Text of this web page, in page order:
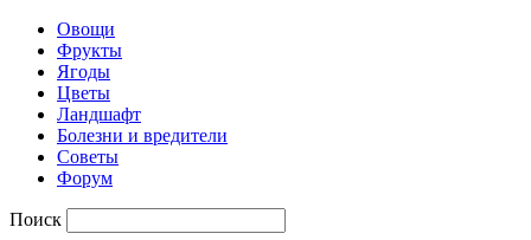
Овощи
Фрукты
Ягоды
Цветы
Ландшафт
Болезни и вредители
Советы
Форум
Поиск